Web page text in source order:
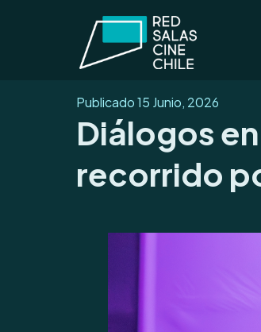
Publicado15 Junio, 2026
Diálogos
recorrido